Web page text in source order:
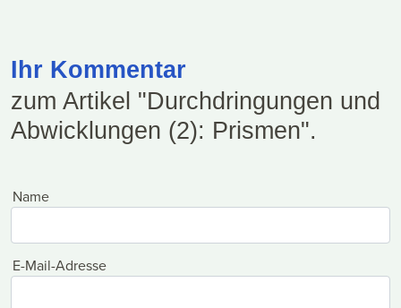
Ihr Kommentar
zum Artikel "Durchdringungen und
Abwicklungen (2): Prismen".
Name
E-Mail-Adresse